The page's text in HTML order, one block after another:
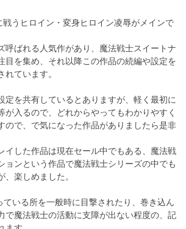
うヒロイン・変身ヒロイン凌辱がメインで
呼ばれる人気作があり、魔法戦士スイートナ
目を集め、それ以降この作品の続編や設定を
ています。
定を共有しているとありますが、軽く最初に
が入るので、どれからやってもわかりやすく
ので、で気になった作品がありましたら是非
イした作品は現在セール中でもある、魔法戦
ョンという作品で魔法戦士シリーズの中でも
楽しめました。
いる所を一般時に目撃されたり、巻き込ん
で魔法戦士の活動に支障が出ない程度の、記